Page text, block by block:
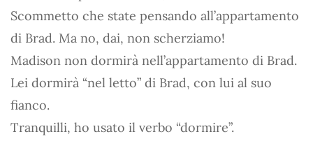
Scommetto che state pensando all’appartamento
di Brad. Ma no, dai, non scherziamo!
Madison non dormirà nell’appartamento di Brad.
Lei dormirà “nel letto” di Brad, con lui al suo
fianco.
Tranquilli, ho usato il verbo “dormire”.